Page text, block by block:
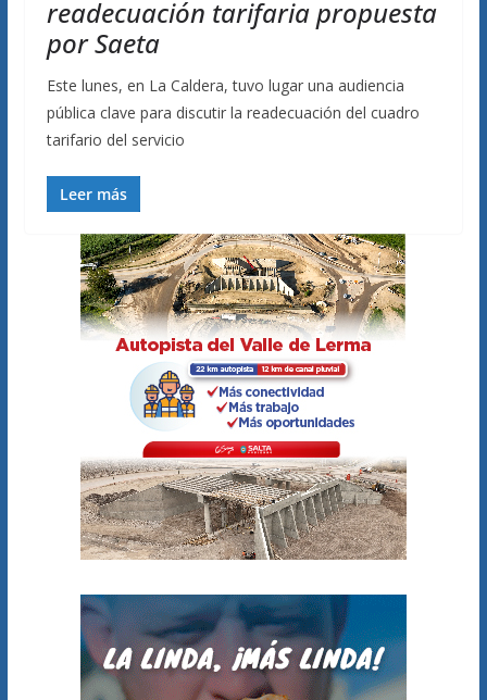
readecuación tarifaria propuesta
por Saeta
Este lunes, en La Caldera, tuvo lugar una audiencia
pública clave para discutir la readecuación del cuadro
tarifario del servicio
Leer más